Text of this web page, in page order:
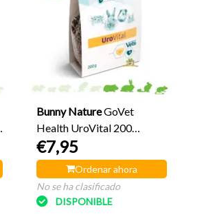
Bunny NatureGoVet
Health UroVital 200
gramos
€7,95
Ordenar ahora
No se ha clasificado
DISPONIBLE